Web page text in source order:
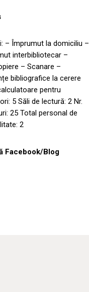
– Împrumut la domiciliu –
interbibliotecar –
– Scanare –
bibliografice la cerere
pentru
5 Săli de lectură: 2 Nr.
25 Total personal de
2
Facebook/Blog